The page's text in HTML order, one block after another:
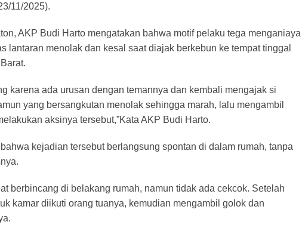
11/2025).
AKP Budi Harto mengatakan bahwa motif pelaku tega menganiaya
lantaran menolak dan kesal saat diajak berkebun ke tempat tinggal
karena ada urusan dengan temannya dan kembali mengajak si
yang bersangkutan menolak sehingga marah, lalu mengambil
aksinya tersebut,”Kata AKP Budi Harto.
kejadian tersebut berlangsung spontan di dalam rumah, tanpa
berbincang di belakang rumah, namun tidak ada cekcok. Setelah
kamar diikuti orang tuanya, kemudian mengambil golok dan